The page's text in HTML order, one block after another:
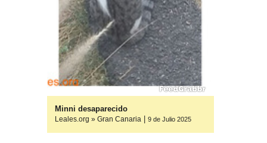
Minni desaparecido
Leales.org » Gran Canaria 9 de Julio 2025